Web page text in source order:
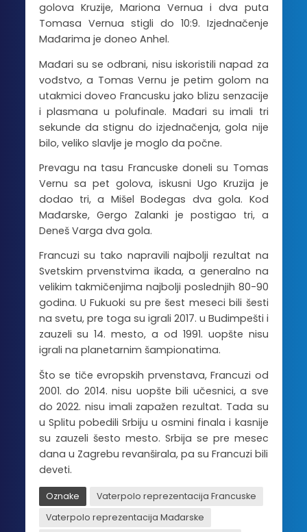
golova Kruzije, Mariona Vernua i dva puta
Tomasa Vernua stigli do 10:9. Izjednačenje
Mađarima je doneo Anhel.
Mađari su se odbrani, nisu iskoristili napad za
vođstvo, a Tomas Vernu je petim golom na
utakmici doveo Francusku jako blizu senzacije
i plasmana u polufinale. Mađari su imali tri
sekunde da stignu do izjednačenja, gola nije
bilo, veliko slavlje je moglo da počne.
Prevagu na tasu Francuske doneli su Tomas
Vernu sa pet golova, iskusni Ugo Kruzija je
dodao tri, a Mišel Bodegas dva gola. Kod
Mađarske, Gergo Zalanki je postigao tri, a
Deneš Varga dva gola.
Francuzi su tako napravili najbolji rezultat na
Svetskim prvenstvima ikada, a generalno na
velikim takmičenjima najbolji poslednjih 80-90
godina. U Fukuoki su pre šest meseci bili šesti
na svetu, pre toga su igrali 2017. u Budimpešti i
zauzeli su 14. mesto, a od 1991. uopšte nisu
igrali na planetarnim šampionatima.
Što se tiče evropskih prvenstava, Francuzi od
2001. do 2014. nisu uopšte bili učesnici, a sve
do 2022. nisu imali zapažen rezultat. Tada su
u Splitu pobedili Srbiju u osmini finala i kasnije
su zauzeli šesto mesto. Srbija se pre mesec
dana u Zagrebu revanširala, pa su Francuzi bili
deveti.
Oznake
Vaterpolo reprezentacija Francuske
Vaterpolo reprezentacija Mađarske